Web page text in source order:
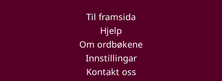
Til framsida
Hjelp
Om ordbøkene
Innstillingar
Kontakt oss